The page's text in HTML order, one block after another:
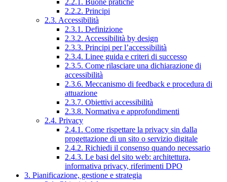
2.2.2. Principi
2.3. Accessibilità
2.3.1. Definizione
2.3.2. Accessibilità by design
2.3.3. Principi per l’accessibilità
2.3.4. Linee guida e criteri di successo
2.3.5. Come rilasciare una dichiarazione di
accessibilità
2.3.6. Meccanismo di feedback e procedura di
attuazione
2.3.7. Obiettivi accessibilità
2.3.8. Normativa e approfondimenti
2.4. Privacy
2.4.1. Come rispettare la privacy sin dalla
progettazione di un sito o servizio digitale
2.4.2. Richiedi il consenso quando necessario
2.4.3. Le basi del sito web: architettura,
informativa privacy, riferimenti DPO
3. Pianificazione, gestione e strategia